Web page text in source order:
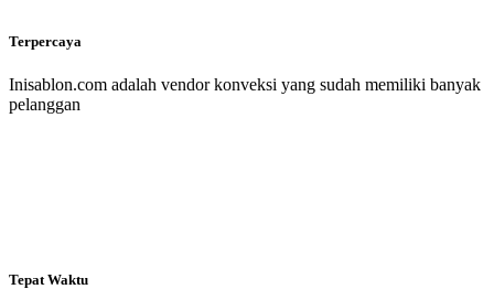
Terpercaya
Inisablon.com adalah vendor konveksi yang sudah memiliki banyak
pelanggan
Tepat Waktu